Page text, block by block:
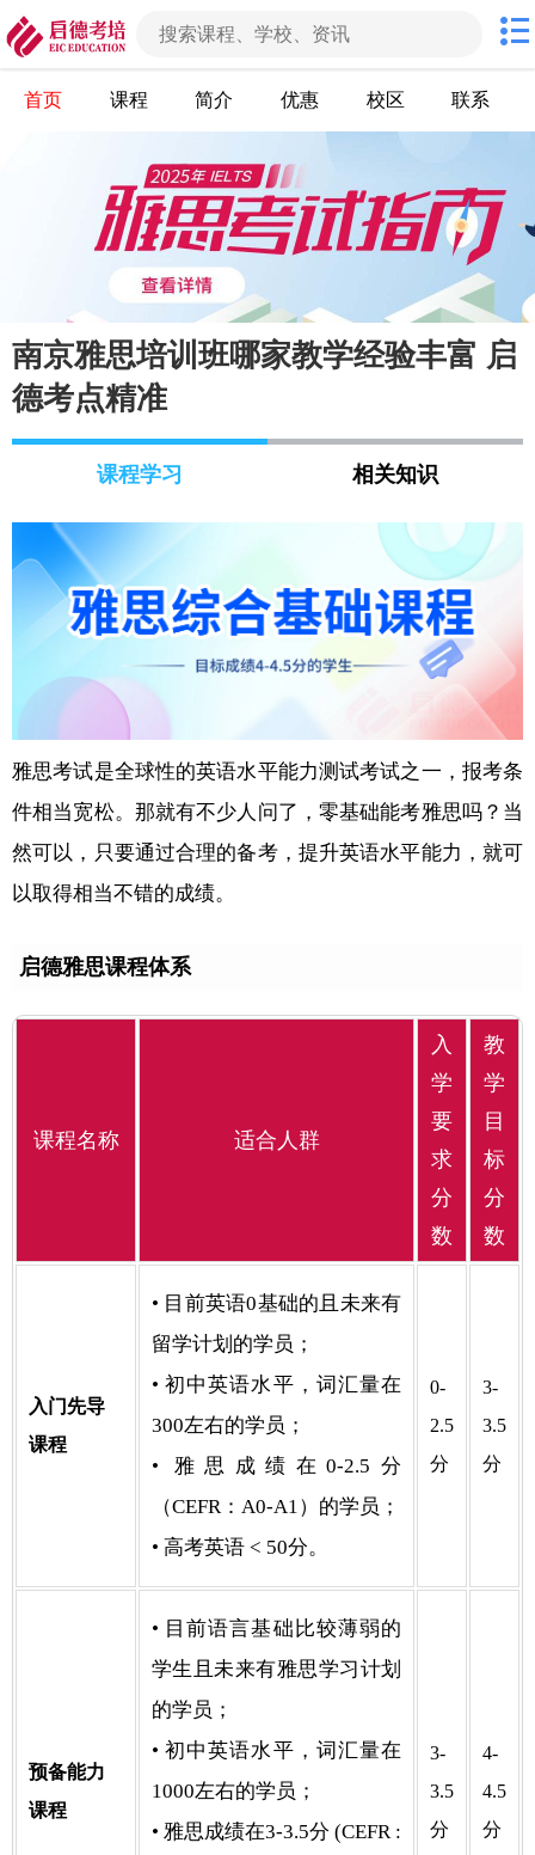
首页 课程 简介 优惠 校区 联系
南京雅思培训班哪家教学经验丰富 启
德考点精准
课程学习 相关知识
雅思考试是全球性的英语水平能力测试考试之一，报考条
件相当宽松。那就有不少人问了，零基础能考雅思吗？当
然可以，只要通过合理的备考，提升英语水平能力，就可
以取得相当不错的成绩。
启德雅思课程体系
课程名称 适合人群
入
学
要
求
分
数
教
学
目
标
分
数
入门先导
课程
• 目前英语0基础的且未来有
留学计划的学员；
• 初中英语水平，词汇量在
300左右的学员；
• 雅思成绩在0-2.5分
（CEFR：A0-A1）的学员；
• 高考英语 < 50分。
0-
2.5
分
3-
3.5
分
预备能力
课程
• 目前语言基础比较薄弱的
学生且未来有雅思学习计划
的学员；
• 初中英语水平，词汇量在
1000左右的学员；
• 雅思成绩在3-3.5分 (CEFR :
3-
3.5
分
4-
4.5
分